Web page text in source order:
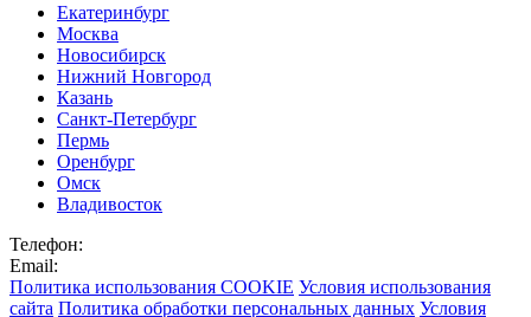
Екатеринбург
Москва
Новосибирск
Нижний Новгород
Казань
Санкт-Петербург
Пермь
Оренбург
Омск
Владивосток
Телефон:
Email:
Политика использования COOKIE Условия использования
сайта Политика обработки персональных данных Условия